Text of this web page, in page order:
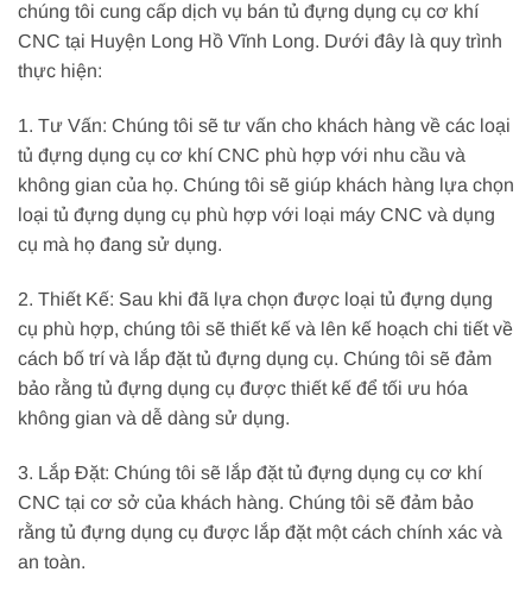
chúng tôi cung cấp dịch vụ bán tủ đựng dụng cụ cơ khí
CNC tại Huyện Long Hồ Vĩnh Long. Dưới đây là quy trình
thực hiện:
1. Tư Vấn: Chúng tôi sẽ tư vấn cho khách hàng về các loại
tủ đựng dụng cụ cơ khí CNC phù hợp với nhu cầu và
không gian của họ. Chúng tôi sẽ giúp khách hàng lựa chọn
loại tủ đựng dụng cụ phù hợp với loại máy CNC và dụng
cụ mà họ đang sử dụng.
2. Thiết Kế: Sau khi đã lựa chọn được loại tủ đựng dụng
cụ phù hợp, chúng tôi sẽ thiết kế và lên kế hoạch chi tiết về
cách bố trí và lắp đặt tủ đựng dụng cụ. Chúng tôi sẽ đảm
bảo rằng tủ đựng dụng cụ được thiết kế để tối ưu hóa
không gian và dễ dàng sử dụng.
3. Lắp Đặt: Chúng tôi sẽ lắp đặt tủ đựng dụng cụ cơ khí
CNC tại cơ sở của khách hàng. Chúng tôi sẽ đảm bảo
rằng tủ đựng dụng cụ được lắp đặt một cách chính xác và
an toàn.